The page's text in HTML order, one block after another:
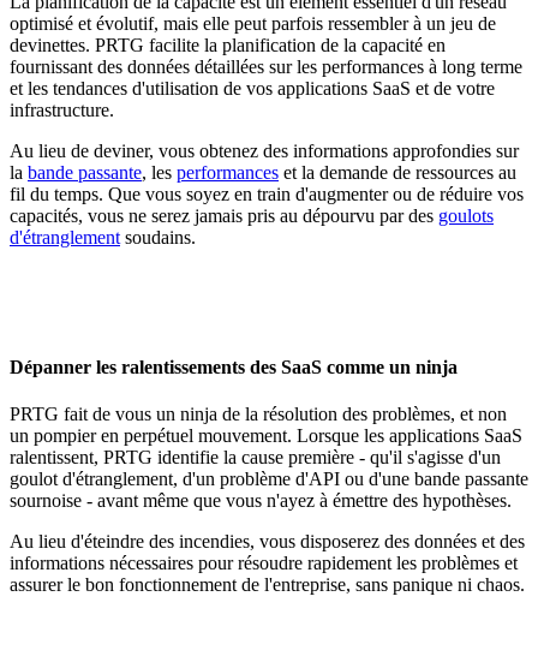
optimisé et évolutif, mais elle peut parfois ressembler à un jeu de
devinettes. PRTG facilite la planification de la capacité en
fournissant des données détaillées sur les performances à long terme
et les tendances d'utilisation de vos applications SaaS et de votre
infrastructure.
Au lieu de deviner, vous obtenez des informations approfondies sur
la bande passante, les performances et la demande de ressources au
fil du temps. Que vous soyez en train d'augmenter ou de réduire vos
capacités, vous ne serez jamais pris au dépourvu par des goulots
d'étranglement soudains.
Dépanner les ralentissements des SaaS comme un ninja
PRTG fait de vous un ninja de la résolution des problèmes, et non
un pompier en perpétuel mouvement. Lorsque les applications SaaS
ralentissent, PRTG identifie la cause première - qu'il s'agisse d'un
goulot d'étranglement, d'un problème d'API ou d'une bande passante
sournoise - avant même que vous n'ayez à émettre des hypothèses.
Au lieu d'éteindre des incendies, vous disposerez des données et des
informations nécessaires pour résoudre rapidement les problèmes et
assurer le bon fonctionnement de l'entreprise, sans panique ni chaos.